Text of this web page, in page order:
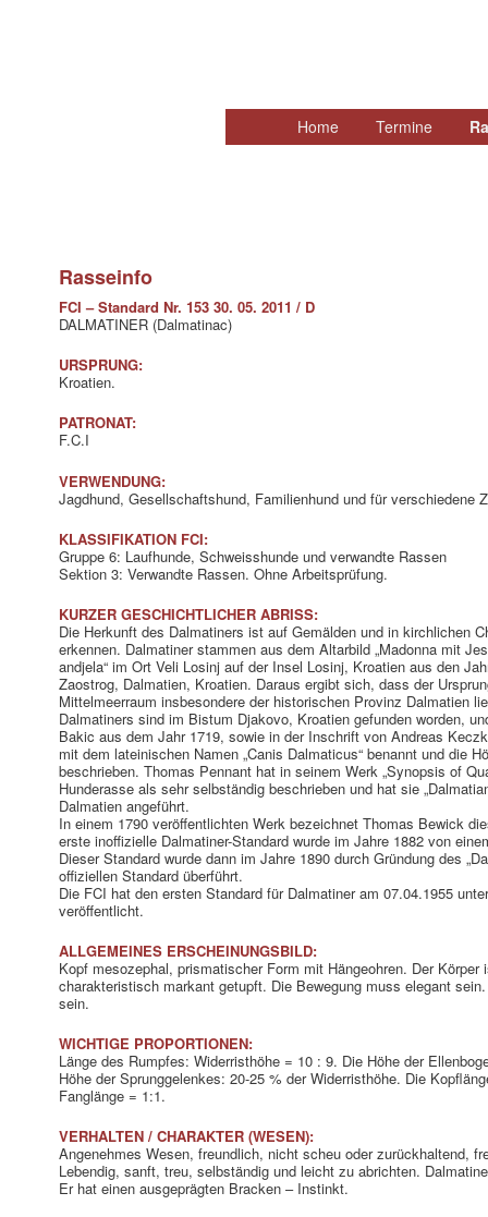
Zum
Home Termine
Rasseinfo
FCI – Standard Nr. 153 30. 05. 2011 / D
DALMATINER (Dalmatinac)
URSPRUNG:
Kroatien.
PATRONAT:
F.C.I
VERWENDUNG:
Jagdhund, Gesellschaftshund, Familienhund und für verschiedene
KLASSIFIKATION FCI:
Gruppe 6: Laufhunde, Schweisshunde und verwandte Rassen
Sektion 3: Verwandte Rassen. Ohne Arbeitsprüfung.
KURZER GESCHICHTLICHER ABRISS:
Die Herkunft des Dalmatiners ist auf Gemälden und in kirchlichen
erkennen. Dalmatiner stammen aus dem Altarbild „Madonna mit
andjela“ im Ort Veli Losinj auf der Insel Losinj, Kroatien aus den
Zaostrog, Dalmatien, Kroatien. Daraus ergibt sich, dass der
Mittelmeerraum insbesondere der historischen Provinz Dalmatien
Dalmatiners sind im Bistum Djakovo, Kroatien gefunden worden,
Bakic aus dem Jahr 1719, sowie in der Inschrift von Andreas
mit dem lateinischen Namen „Canis Dalmaticus“ benannt und die
beschrieben. Thomas Pennant hat in seinem Werk „Synopsis of
Hunderasse als sehr selbständig beschrieben und hat sie
Dalmatien angeführt.
In einem 1790 veröffentlichten Werk bezeichnet Thomas Bewick
erste inoffizielle Dalmatiner-Standard wurde im Jahre 1882 von
Dieser Standard wurde dann im Jahre 1890 durch Gründung des
offiziellen Standard überführt.
Die FCI hat den ersten Standard für Dalmatiner am 07.04.1955
veröffentlicht.
ALLGEMEINES ERSCHEINUNGSBILD:
Kopf mesozephal, prismatischer Form mit Hängeohren. Der
charakteristisch markant getupft. Die Bewegung muss elegant
sein.
WICHTIGE PROPORTIONEN:
Länge des Rumpfes: Widerristhöhe = 10 : 9. Die Höhe der
Höhe der Sprunggelenkes: 20-25 % der Widerristhöhe. Die
Fanglänge = 1:1.
VERHALTEN / CHARAKTER (WESEN):
Angenehmes Wesen, freundlich, nicht scheu oder zurückhaltend,
Lebendig, sanft, treu, selbständig und leicht zu abrichten.
Er hat einen ausgeprägten Bracken – Instinkt.